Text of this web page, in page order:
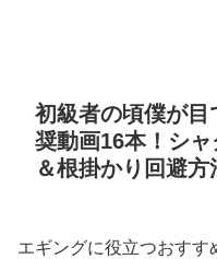
初級者の頃僕が
奨動画16本！シ
＆根掛かり回避方
エギングに役立つおすす